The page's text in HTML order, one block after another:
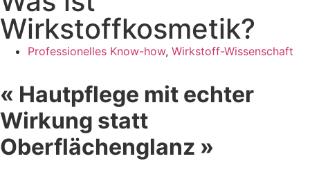
Wirkstoffkosmetik?
Professionelles Know-how, Wirkstoff-Wissenschaft
« Hautpflege mit echter
Wirkung statt
Oberflächenglanz »